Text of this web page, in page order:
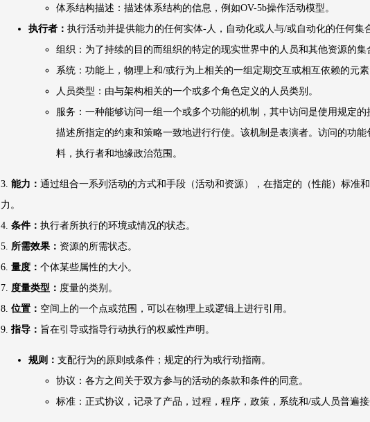
体系结构描述：描述体系结构的信息，例如OV-5b操作活动模型。
执行者： 执行活动并提供能力的任何实体-人，自动化或人与/或自动化的任何集
组织：为了持续的目的而组织的特定的现实世界中的人员和其他资源的集
系统：功能上，物理上和/或行为上相关的一组定期交互或相互依赖的元素
人员类型：由与架构相关的一个或多个角色定义的人员类别。
服务：一种能够访问一组一个或多个功能的机制，其中访问是使用规定
描述所指定的约束和策略一致地进行行使。该机制是表演者。访问的功
料，执行者和地缘政治范围。
3. 能力： 通过组合一系列活动的方式和手段（活动和资源），在指定的（性能）标准
力。
4. 条件： 执行者所执行的环境或情况的状态。
5. 所需效果： 资源的所需状态。
6. 量度： 个体某些属性的大小。
7. 度量类型： 度量的类别。
8. 位置： 空间上的一个点或范围，可以在物理上或逻辑上进行引用。
9. 指导： 旨在引导或指导行动执行的权威性声明。
规则： 支配行为的原则或条件；规定的行为或行动指南。
协议：各方之间关于双方参与的活动的条款和条件的同意。
标准：正式协议，记录了产品，过程，程序，政策，系统和/或人员普遍接